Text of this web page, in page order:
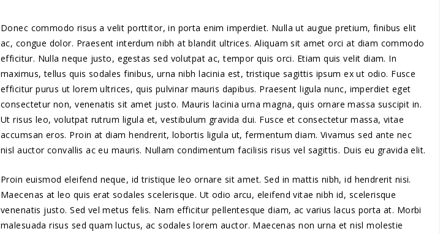
Donec commodo risus a velit porttitor, in porta enim imperdiet. Nulla ut augue pretium, finibus elit
ac, congue dolor. Praesent interdum nibh at blandit ultrices. Aliquam sit amet orci at diam commodo
efficitur. Nulla neque justo, egestas sed volutpat ac, tempor quis orci. Etiam quis velit diam. In
maximus, tellus quis sodales finibus, urna nibh lacinia est, tristique sagittis ipsum ex ut odio. Fusce
efficitur purus ut lorem ultrices, quis pulvinar mauris dapibus. Praesent ligula nunc, imperdiet eget
consectetur non, venenatis sit amet justo. Mauris lacinia urna magna, quis ornare massa suscipit in.
Ut risus leo, volutpat rutrum ligula et, vestibulum gravida dui. Fusce et consectetur massa, vitae
accumsan eros. Proin at diam hendrerit, lobortis ligula ut, fermentum diam. Vivamus sed ante nec
nisl auctor convallis ac eu mauris. Nullam condimentum facilisis risus vel sagittis. Duis eu gravida elit.
Proin euismod eleifend neque, id tristique leo ornare sit amet. Sed in mattis nibh, id hendrerit nisi.
Maecenas at leo quis erat sodales scelerisque. Ut odio arcu, eleifend vitae nibh id, scelerisque
venenatis justo. Sed vel metus felis. Nam efficitur pellentesque diam, ac varius lacus porta at. Morbi
malesuada risus sed quam luctus, ac sodales lorem auctor. Maecenas non urna et nisl molestie